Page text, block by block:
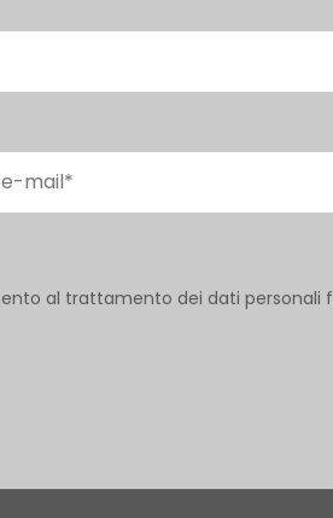
al trattamento dei dati personali